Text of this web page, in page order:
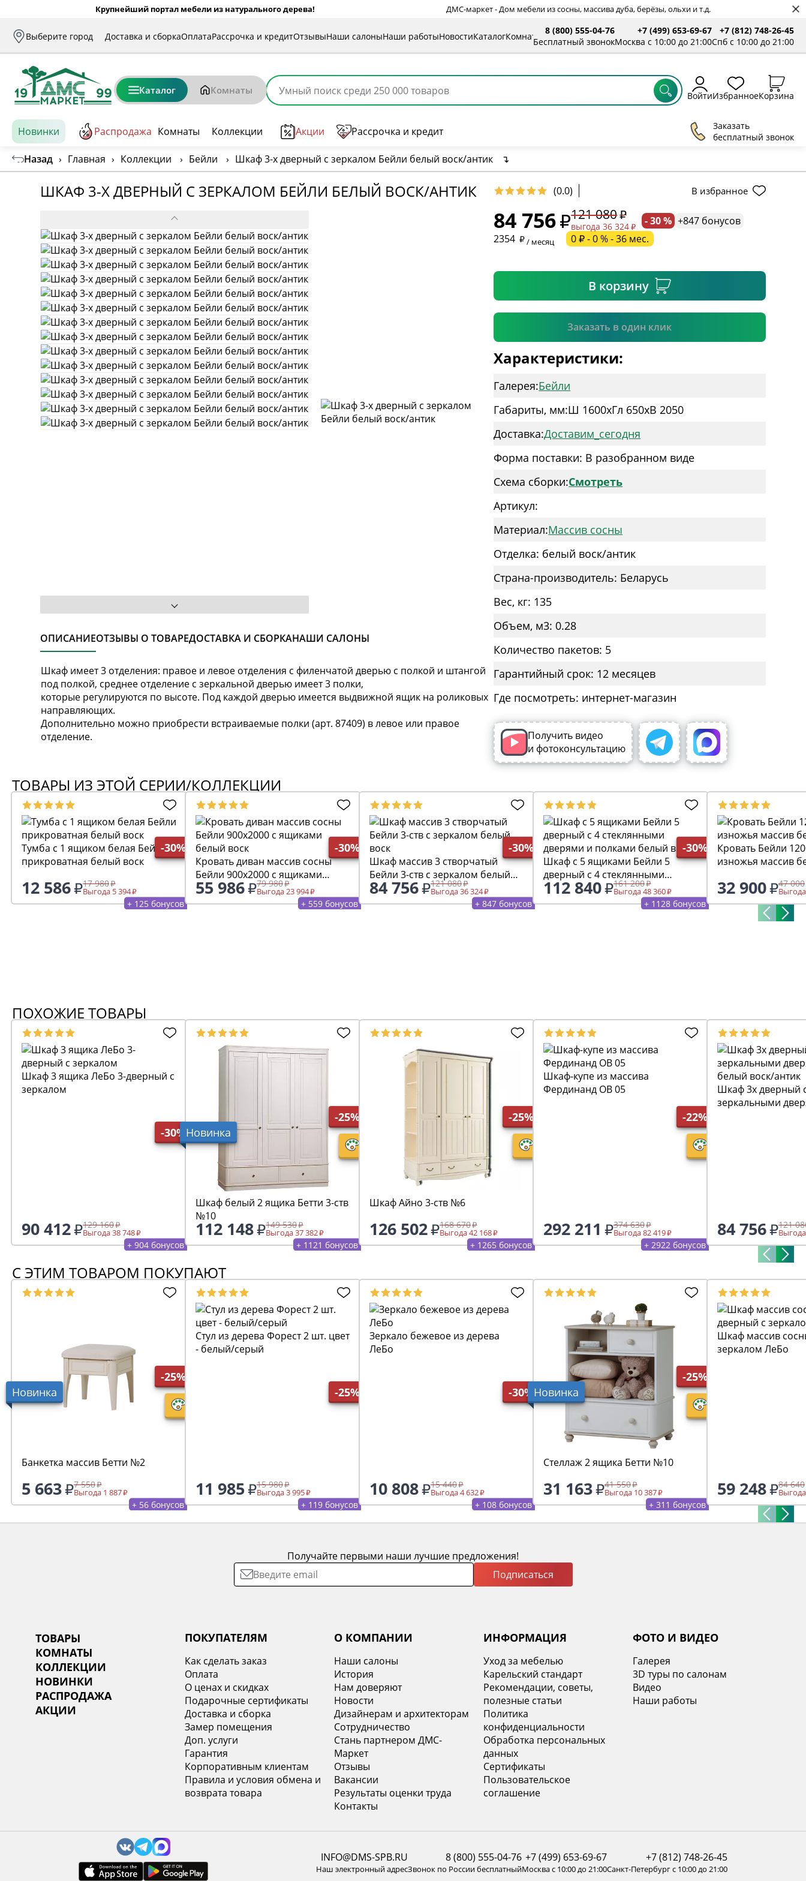
Крупнейший портал мебели из натурального дерева! ДМС-маркет - Дом мебели из сосны, массива дуба, берёзы, ольхи и т.д.
Выберите город Доставка и сборкаОплатаРассрочка и кредитОтзывыНаши салоныНаши работыНовостиКаталогКомнаты
8 (800) 555-04-76
Бесплатный звонок
+7 (499) 653-69-67
Москва с 10:00 до 21:00
+7 (812) 748-26-45
Спб с 10:00 до 21:00
Каталог Комнаты ВойтиИзбранноеКорзина
Новинки Распродажа Комнаты Коллекции Акции Рассрочка и кредит
Заказать
бесплатный звонок
Назад › Главная › Коллекции › Бейли › Шкаф 3-х дверный с зеркалом Бейли белый воск/антик ↴
ШКАФ 3-Х ДВЕРНЫЙ С ЗЕРКАЛОМ БЕЙЛИ БЕЛЫЙ ВОСК/АНТИК (0.0) В избранное
ОПИСАНИЕОТЗЫВЫ О ТОВАРЕДОСТАВКА И СБОРКАНАШИ САЛОНЫ
Шкаф имеет 3 отделения: правое и левое отделения с филенчатой дверью с полкой и штангой
под полкой, среднее отделение с зеркальной дверью имеет 3 полки,
которые регулируются по высоте. Под каждой дверью имеется выдвижной ящик на роликовых
направляющих.
Дополнительно можно приобрести встраиваемые полки (арт. 87409) в левое или правое
отделение.
84 756 121 080
выгода 36 324 - 30 % +847 бонусов
2354
/ месяц 0 ₽ - 0 % - 36 мес.
В корзину
Заказать в один клик
* необязательное поле
Подтвердить
Характеристики:
Галерея:Бейли
Габариты, мм:Ш 1600xГл 650xВ 2050
Доставка:Доставим_сегодня
Форма поставки: В разобранном виде
Схема сборки:Смотреть
Артикул:
Материал:Массив сосны
Отделка: белый воск/антик
Страна-производитель: Беларусь
Вес, кг: 135
Объем, м3: 0.28
Количество пакетов: 5
Гарантийный срок: 12 месяцев
Где посмотреть: интернет-магазин
Получить видео
и фотоконсультацию
ТОВАРЫ ИЗ ЭТОЙ СЕРИИ/КОЛЛЕКЦИИ
-30%
Тумба с 1 ящиком белая Бейли
прикроватная белый воск
12 586 17 980
Выгода 5 394
+ 125 бонусов
-30%
Кровать диван массив сосны
Бейли 900х2000 с ящиками
белый воск
55 986 79 980
Выгода 23 994
+ 559 бонусов
-30%
Шкаф массив 3 створчатый
Бейли 3-ств с зеркалом белый
воск
84 756 121 080
Выгода 36 324
+ 847 бонусов
-30%
Шкаф c 5 ящиками Бейли 5
дверный с 4 стеклянными
дверями и полками белый воск
112 840 161 200
Выгода 48 360
+ 1128 бонусов
Кровать Бейли
изножья массив
32 900 47 000
ПОХОЖИЕ ТОВАРЫ
-30%
Шкаф 3 ящика ЛеБо 3-дверный с
зеркалом
90 412 129 160
Выгода 38 748
+ 904 бонусов
Новинка
-25%
Шкаф белый 2 ящика Бетти 3-ств
№10
112 148 149 530
Выгода 37 382
+ 1121 бонусов
-25%
Шкаф Айно 3-ств №6
126 502 168 670
Выгода 42 168
+ 1265 бонусов
-22%
Шкаф-купе из массива
Фердинанд ОВ 05
292 211 374 630
Выгода 82 419
+ 2922 бонусов
Шкаф 3х дверный
зеркальными
84 756 121
С ЭТИМ ТОВАРОМ ПОКУПАЮТ
Новинка
-25%
Банкетка массив Бетти №2
5 663 7 550
Выгода 1 887
+ 56 бонусов
-25%
Стул из дерева Форест 2 шт. цвет
- белый/серый
11 985 15 980
Выгода 3 995
+ 119 бонусов
-30%
Зеркало бежевое из дерева
ЛеБо
10 808 15 440
Выгода 4 632
+ 108 бонусов
Новинка
-25%
Стеллаж 2 ящика Бетти №10
31 163 41 550
Выгода 10 387
+ 311 бонусов
Шкаф массив
зеркалом ЛеБо
59 248 84 640
Получайте первыми наши лучшие предложения!
Подписаться
ТОВАРЫ
КОМНАТЫ
КОЛЛЕКЦИИ
НОВИНКИ
РАСПРОДАЖА
АКЦИИ
ПОКУПАТЕЛЯМ
Как сделать заказ
Оплата
О ценах и скидках
Подарочные сертификаты
Доставка и сборка
Замер помещения
Доп. услуги
Гарантия
Корпоративным клиентам
Правила и условия обмена и
возврата товара
О КОМПАНИИ
Наши салоны
История
Нам доверяют
Новости
Дизайнерам и архитекторам
Сотрудничество
Стань партнером ДМС-
Маркет
Отзывы
Вакансии
Результаты оценки труда
Контакты
ИНФОРМАЦИЯ
Уход за мебелью
Карельский стандарт
Рекомендации, советы,
полезные статьи
Политика
конфиденциальности
Обработка персональных
данных
Сертификаты
Пользовательское
соглашение
ФОТО И ВИДЕО
Галерея
3D туры по салонам
Видео
Наши работы
INFO@DMS-SPB.RU
Наш электронный адрес
8 (800) 555-04-76
Звонок по России бесплатный
+7 (499) 653-69-67
Москва с 10:00 до 21:00
+7 (812) 748-26-45
Санкт-Петербург с 10:00 до 21:00